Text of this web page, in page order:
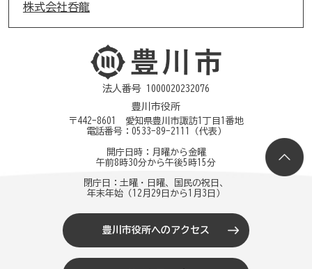
株式会社呑龍
法人番号 1000020232076
豊川市役所
〒442-8601 愛知県豊川市諏訪1丁目1番地
電話番号： 0533-89-2111 （代表）
開庁日時：月曜から金曜
午前8時30分から午後5時15分
閉庁日：土曜・日曜、国民の祝日、
年末年始（12月29日から1月3日）
豊川市役所へのアクセス